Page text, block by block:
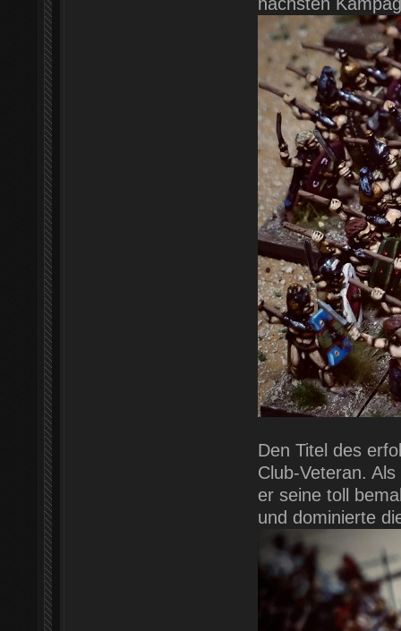
Den Titel des
Club-Veteran.
er seine toll
und dominierte